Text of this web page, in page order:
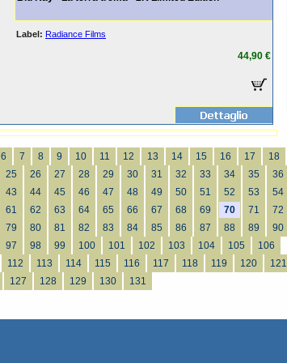
Label: Radiance Films
44,90 €
6 7 8 9 10 11 12 13 14 15 16 17
18
25 26 27 28 29 30 31 32 33 34 35
36
43 44 45 46 47 48 49 50 51 52 53
54
61 62 63 64 65 66 67 68 69 70 71
72
79 80 81 82 83 84 85 86 87 88 89
90
97 98 99 100 101 102 103 104 105
106
112 113 114 115 116 117 118 119 120
121
127 128 129 130 131